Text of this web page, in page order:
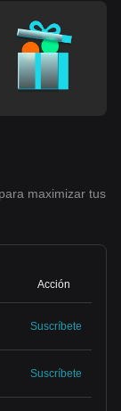
maximizar tus
Acción
Suscríbete
Suscríbete